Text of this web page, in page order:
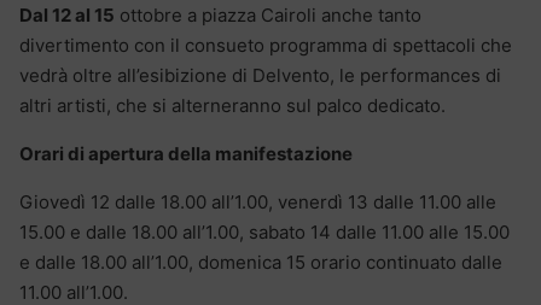
Dal 12 al 15 ottobre a piazza Cairoli anche tanto
divertimento con il consueto programma di spettacoli che
vedrà oltre all’esibizione di Delvento, le performances di
altri artisti, che si alterneranno sul palco dedicato.
Orari di apertura della manifestazione
Giovedì 12 dalle 18.00 all’1.00, venerdì 13 dalle 11.00 alle
15.00 e dalle 18.00 all’1.00, sabato 14 dalle 11.00 alle 15.00
e dalle 18.00 all’1.00, domenica 15 orario continuato dalle
11.00 all’1.00.